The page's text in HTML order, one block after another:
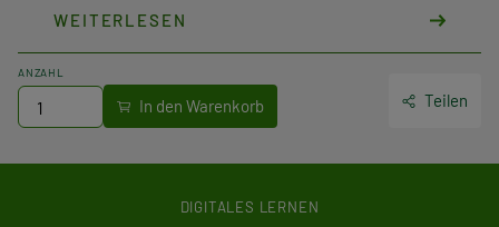
Bandbreite an Aufgabenformaten erlaubt eine flexible
knapper Aufgaben („Mini“), die ohne Vorbereitung spontan im
Unterricht eingebaut werden können. In umfangreicheren
schulen Ihre Schülerinnen und Schüler intensiv ihre Fach- und
sorgfältig ausgearbeitete Quiz-Sequenzen sorgen für die
WEITERLESEN
ANZAHL
Teilen
DIGITALES LERNEN